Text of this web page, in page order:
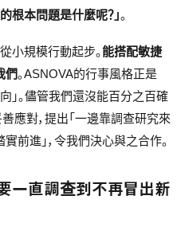
根本問題是什麼呢？」。
小規模行動起步。能搭配敏捷
們。ASNOVA的行事風格正是
」。儘管我們還沒能百分之百確
應對，提出「一邊靠調查研究來
前進」，令我們決心與之合作。
一直調查到不再冒出新